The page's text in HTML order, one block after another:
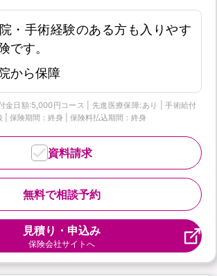
・手術経験のある方も入りやす
です。
から保障
金日額:5,000円コース | 先進医療保障:あり | 手術給付
| 保険期間：終身 | 保険料払込期間：終身
無料で相談予約
資料請求
見積り・申込み
保険会社サイトへ